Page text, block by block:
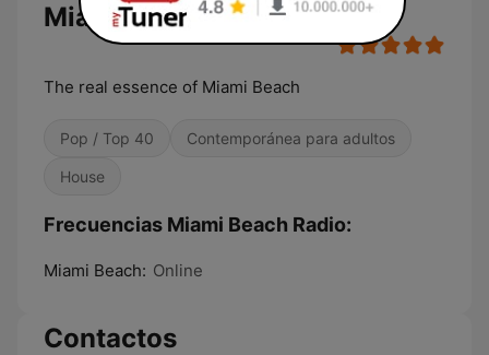
Miami Beach Radio
The real essence of Miami Beach
Pop / Top 40 Contemporánea para adultos
House
Frecuencias Miami Beach Radio:
Miami Beach: Online
Contactos